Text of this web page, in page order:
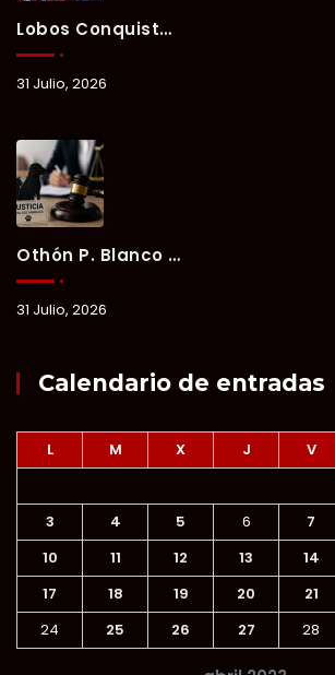
Lobos Conquista La Primera Competencia Del Verano Xul-Há 2026 En Una Noche Llena De Talento Y Energía.
31 Julio, 2026
Othón P. Blanco Refrenda Su Compromiso Contra El Maltrato Animal: Vinculan A Proceso A Presunto Responsable Tras Denuncia Del Ayuntamiento.
31 Julio, 2026
Calendario de entradas
L M X J V
3
4 5 6 7
10
11 12 13 14
17
18 19 20 21
24
25 26 27 28